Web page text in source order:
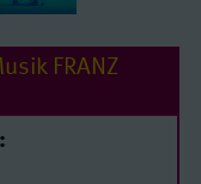
FRANZ